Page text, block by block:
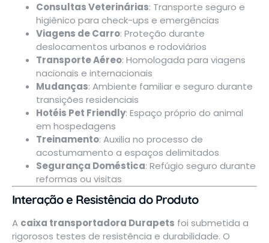
Consultas Veterinárias: Transporte seguro e
higiênico para check-ups e emergências
Viagens de Carro: Proteção durante
deslocamentos urbanos e rodoviários
Transporte Aéreo: Homologada para viagens
nacionais e internacionais
Mudanças: Ambiente familiar e seguro durante
transições residenciais
Hotéis Pet Friendly: Espaço próprio do animal
em hospedagens
Treinamento: Auxilia no processo de
acostumamento a espaços delimitados
Segurança Doméstica: Refúgio seguro durante
reformas ou visitas
Interação e Resistência do Produto
A caixa transportadora Durapets foi submetida a
rigorosos testes de resistência e durabilidade. O